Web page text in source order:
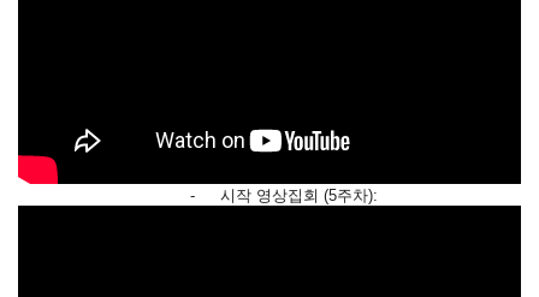
- 시작 영상집회 (5주차):